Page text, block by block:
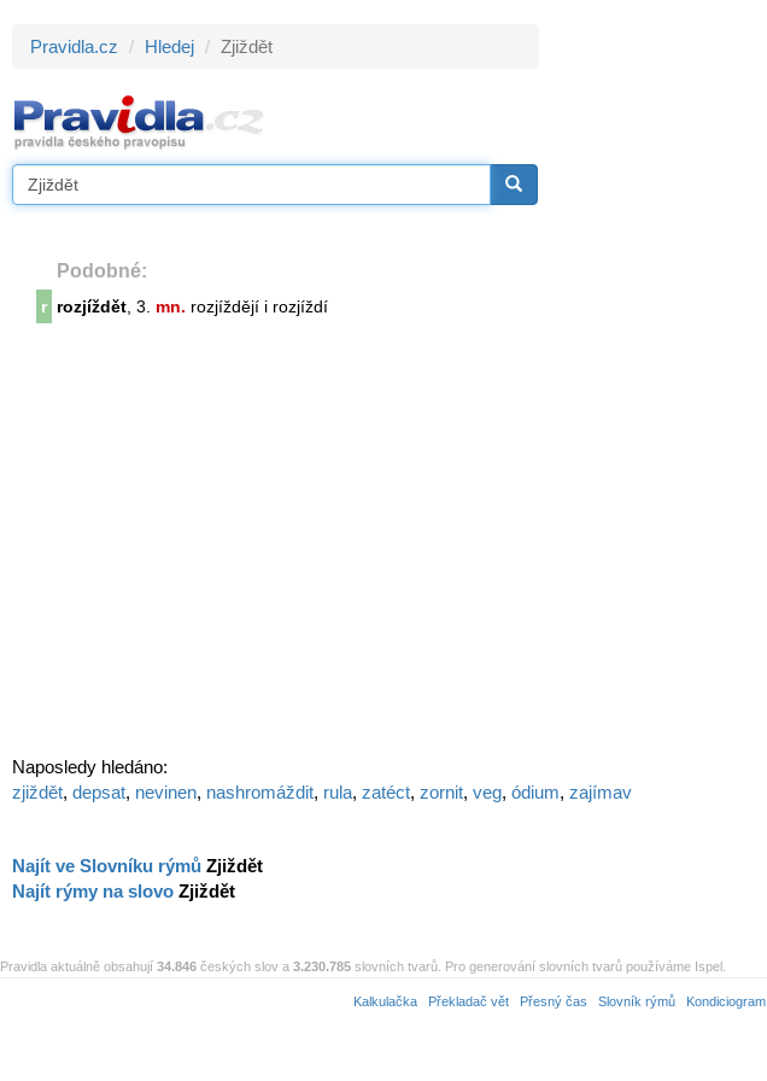
Pravidla.cz Hledej Zjiždět
Podobné:
r rozjíždět , 3. mn. rozjíždějí i rozjíždí
Naposledy hledáno:
zjiždět, depsat, nevinen, nashromáždit, rula, zatéct, zornit, veg, ódium, zajímav
Najít ve Slovníku rýmů Zjiždět
Najít rýmy na slovo Zjiždět
Pravidla aktuálně obsahují 34.846 českých slov a 3.230.785 slovních tvarů. Pro generování slovních tvarů používáme Ispel.
Kalkulačka Překladač vět Přesný čas Slovník rýmů Kondiciogram